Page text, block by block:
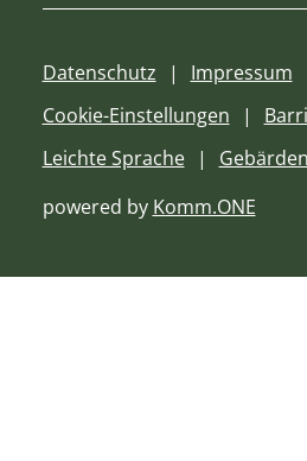
Datenschutz
Impressum
Cookie-Einstellungen
Leichte Sprache
powered by Komm.ONE